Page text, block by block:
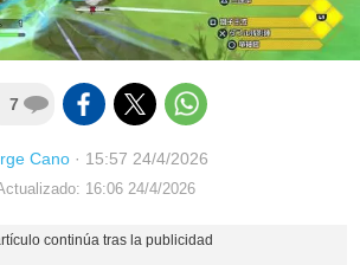
7
Cano· 15:57 24/4/2026
16:06 24/4/2026